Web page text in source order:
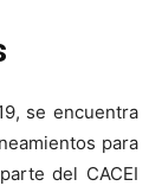
se encuentra
para
del CACEI